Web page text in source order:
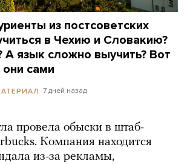
из постсоветских
в Чехию и Словакию?
А язык сложно выучить? Вот
они сами
7 дней назад
провела обыски в штаб-
Компания находится
из-за рекламы,